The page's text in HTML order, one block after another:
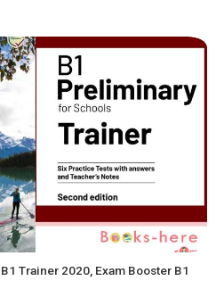
Trainer 2020, Exam Booster B1